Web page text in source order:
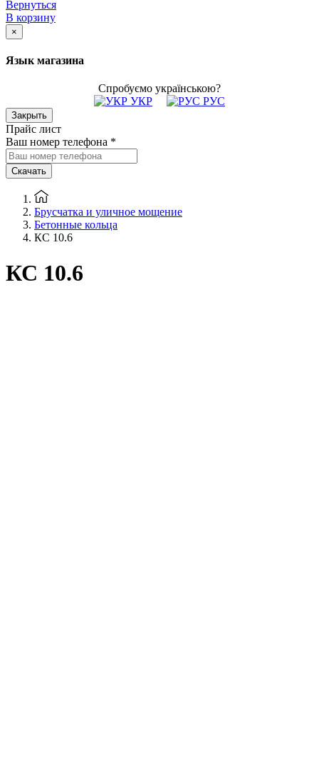
Вернуться
В корзину
×
Язык магазина
Спробуємо українською?
УКР
РУС
Закрыть
Прайс лист
Ваш номер телефона *
Скачать
Брусчатка и уличное мощение
Бетонные кольца
КС 10.6
КС 10.6